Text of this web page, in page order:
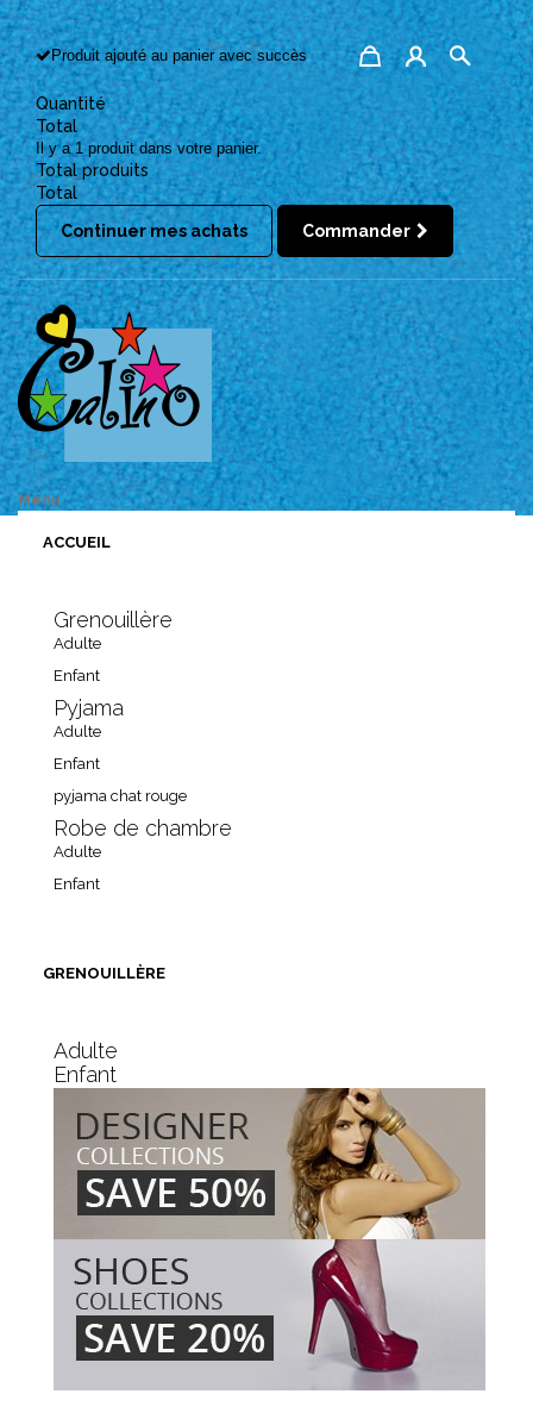
Produit ajouté au panier avec succès
Quantité
Total
Il y a 1 produit dans votre panier.
Total produits
Total
Continuer mes achats
Commander
Menu
ACCUEIL
Grenouillère
Adulte
Enfant
Pyjama
Adulte
Enfant
pyjama chat rouge
Robe de chambre
Adulte
Enfant
GRENOUILLÈRE
Adulte
Enfant